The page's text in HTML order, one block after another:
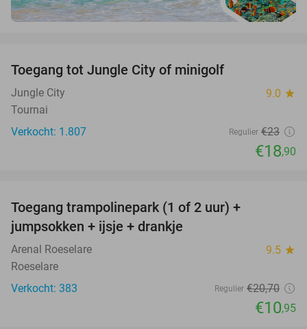
Toegang tot Jungle City of minigolf
Jungle City 9.0 star
Tournai
Verkocht: 1.807
Regulier €23
€18,90
Toegang trampolinepark (1 of 2 uur) +
jumpsokken + ijsje + drankje
Arenal Roeselare 9.5 star
Roeselare
Verkocht: 383
Regulier €20,70
€10,95